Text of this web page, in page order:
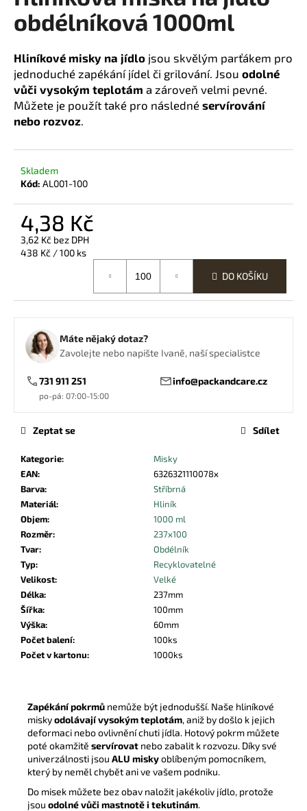
Zapékání pokrmů nemůže být jednodušší. Naše hliníkové
miskyodolávají vysokým teplotám, aniž by došlo k jejich
deformaci nebo ovlivnění chuti jídla. Hotový pokrm můžete
poté okamžitě servírovat nebo zabalit k rozvozu. Díky své
univerzálnosti jsou ALU miskyoblíbeným pomocníkem,
který by neměl chybět ani ve vašem podniku.
Do misek můžete bez obav naložit jakékoliv jídlo, protože
jsou odolné vůči mastnotě i tekutinám.
obdélníková 1000ml
Hliníkové misky na jídlo jsou skvělým parťákem pro
jednoduché zapékání jídel či grilování. Jsou odolné
vůči vysokým teplotám a zároveň velmi pevné.
Můžete je použít také pro následné servírování
nebo rozvoz
Skladem
Kód: AL001-100
4,38 Kč
3,62 Kč bez DPH
Měrná
438 Kč / 100 ks
DO KOŠÍKU
Máte nějaký dotaz?
Zavolejte nebo napište Ivaně, naší specialistce
731 911 251
po-pá: 07:00-15:00
info@packandcare.cz
Kategorie:
Misky
EAN:
6326321110078x
Barva:
Stříbrná
Materiál:
Hliník
Objem:
1000 ml
Rozměr:
237x100
Tvar:
Obdélník
Typ:
Recyklovatelné
Velikost:
Velké
Délka:
237mm
Šířka:
100mm
Výška:
60mm
Počet balení:
100ks
Počet v kartonu: 1000ks
Zeptat se Sdílet
a
j
í
t
?
D
o
p
KAPSA
NA
UBROUSKEM
ČERNÁ
3,86
Kč